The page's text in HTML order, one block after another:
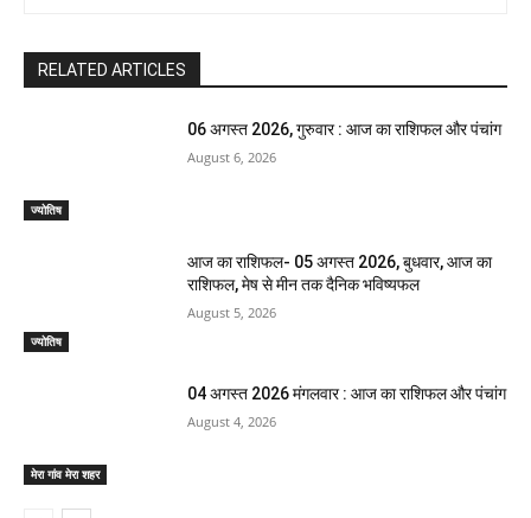
RELATED ARTICLES
ज्योतिष
06 अगस्त 2026, गुरुवार : आज का राशिफल और पंचांग
August 6, 2026
ज्योतिष
आज का राशिफल- 05 अगस्त 2026, बुधवार, आज का
राशिफल, मेष से मीन तक दैनिक भविष्यफल
August 5, 2026
मेरा गांव मेरा शहर
04 अगस्त 2026 मंगलवार : आज का राशिफल और पंचांग
August 4, 2026